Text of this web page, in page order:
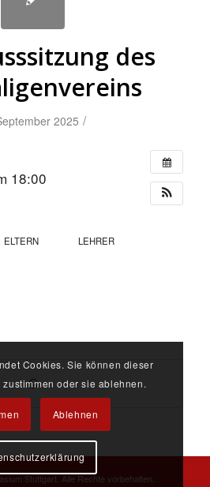
des
2025 /
18:00
ELTERN
LEHRER
Stuttgart. Alle Rechte vorbehalten.
Cookies. Sie können dieser
oder sie ablehnen.
Ablehnen